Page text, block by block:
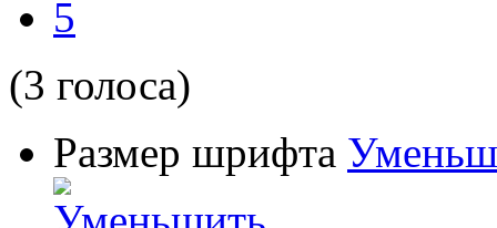
5
(3 голоса)
Размер шрифта